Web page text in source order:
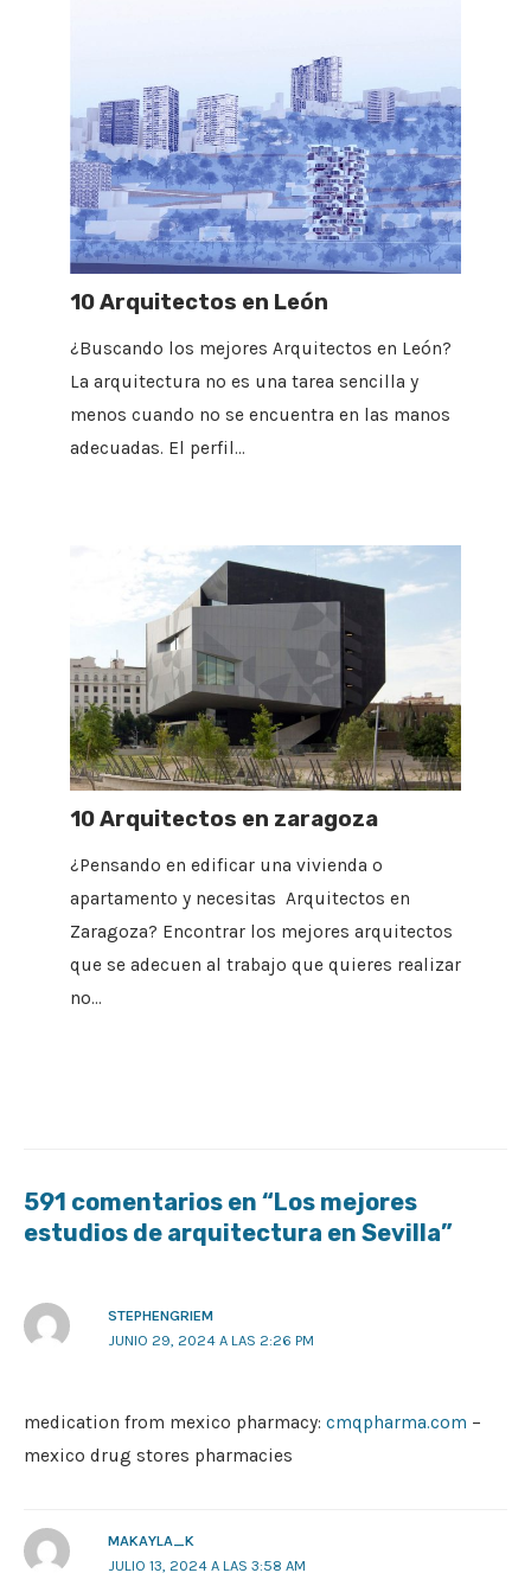
10 Arquitectos en León
¿Buscando los mejores Arquitectos en León?
La arquitectura no es una tarea sencilla y
menos cuando no se encuentra en las manos
adecuadas. El perfil…
10 Arquitectos en zaragoza
¿Pensando en edificar una vivienda o
apartamento y necesitas Arquitectos en
Zaragoza? Encontrar los mejores arquitectos
que se adecuen al trabajo que quieres realizar
no…
591 comentarios en “Los mejores
estudios de arquitectura en Sevilla”
STEPHENGRIEM
JUNIO 29, 2024 A LAS 2:26 PM
medication from mexico pharmacy: cmqpharma.com –
mexico drug stores pharmacies
MAKAYLA_K
JULIO 13, 2024 A LAS 3:58 AM